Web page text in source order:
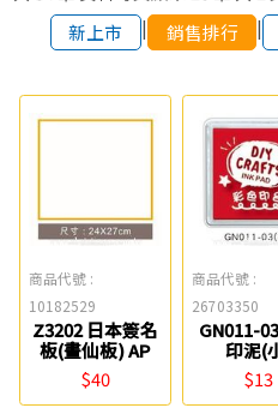
新上市
| 銷售排行 |
商品代號 :
10182529
Z3202 日本簽名
板(畫仙板) AP
$40
商品代號 :
26703350
GN011-
印泥(
$13